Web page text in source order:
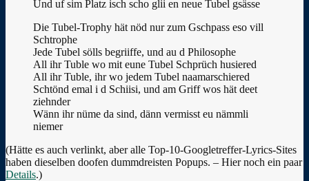
Und uf sim Platz isch scho glii en neue Tubel gsässe
Die Tubel-Trophy hät nöd nur zum Gschpass eso vill
Schtrophe
Jede Tubel sölls begriiffe, und au d Philosophe
All ihr Tuble wo mit eune Tubel Schprüch husiered
All ihr Tuble, ihr wo jedem Tubel naamarschiered
Schtönd emal i d Schiisi, und am Griff wos hät deet
ziehnder
Wänn ihr nüme da sind, dänn vermisst eu nämmli
niemer
(Hätte es auch verlinkt, aber alle Top-10-Googletreffer-Lyrics-Sites
haben dieselben doofen dummdreisten Popups. – Hier noch ein paar
Details.)